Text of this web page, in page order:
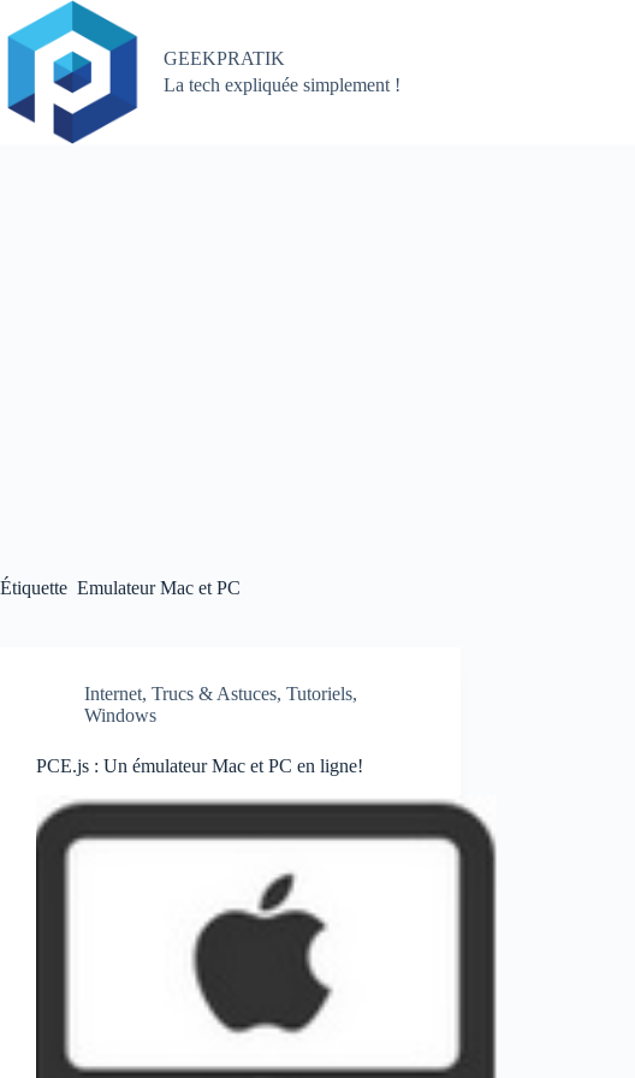
au
contenu
GEEKPRATIK
La tech expliquée simplement !
Étiquette Emulateur Mac et PC
Internet, Trucs & Astuces, Tutoriels,
Windows
PCE.js : Un émulateur Mac et PC en ligne!